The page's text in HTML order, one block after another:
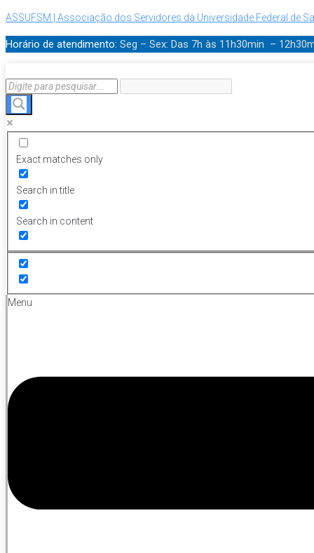
ASSUFSM | Associação dos Servidores da Universidade Federal de
Horário de atendimento: Seg – Sex: Das 7h às 11h30min –
Exact matches only
Search in title
Search in content
Menu